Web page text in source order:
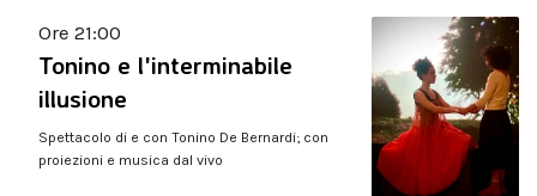
Ore 21:00
Tonino e l'interminabile
illusione
Spettacolo di e con Tonino De Bernardi; con
proiezioni e musica dal vivo